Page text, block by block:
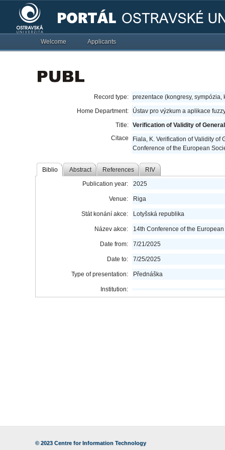
Welcome Applicants
Record type: prezentace (kongresy, sympózia,
Home Department:
Ústav pro výzkum a aplikace
Title: Verification of Validity of
Citace
Fiala, K. Verification of Validity
Conference of the European
Biblio Abstract References RIV
Publication year: 2025
Venue: Riga
Stát konání akce: Lotyšská republika
Název akce: 14th Conference of the
Date from: 7/21/2025
Date to: 7/25/2025
Type of presentation: Přednáška
Institution:
© 2023 Centre for Information Technology